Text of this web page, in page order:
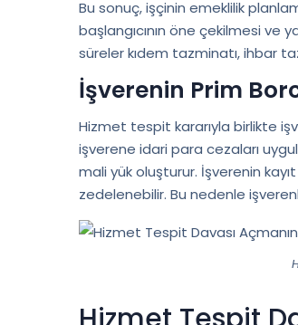
Bu sonuç, işçinin emeklilik
başlangıcının öne çekilmesi ve
süreler kıdem tazminatı, ihbar
İşverenin Prim
Hizmet tespit kararıyla birlikte
işverene idari para cezaları
mali yük oluşturur. İşverenin
zedelenebilir. Bu nedenle